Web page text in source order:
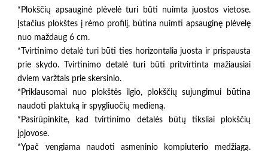
*Plokščių apsauginė plėvelė turi būti nuimta juostos vietose.
Įstačius plokštes į rėmo profilį, būtina nuimti apsauginę plėvelę
nuo maždaug 6 cm.
*Tvirtinimo detalė turi būti ties horizontalia juosta ir prispausta
prie skydo. Tvirtinimo detalė turi būti pritvirtinta mažiausiai
dviem varžtais prie skersinio.
*Priklausomai nuo plokštės ilgio, plokščių sujungimui būtina
naudoti plaktuką ir spygliuočių medieną.
*Pasirūpinkite, kad tvirtinimo detalės būtų tiksliai plokščių
įpjovose.
*Ypač vengiama naudoti asmeninio kompiuterio medžiagą.